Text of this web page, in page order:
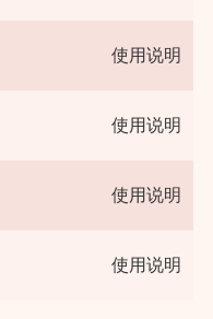
使用说明
使用说明
使用说明
使用说明